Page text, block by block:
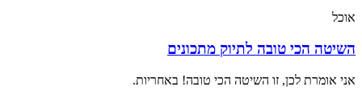
אוכל
השיטה הכי טובה לתיוק מתכונים
אני אומרת לכן, זו השיטה הכי טובה! באחריות.